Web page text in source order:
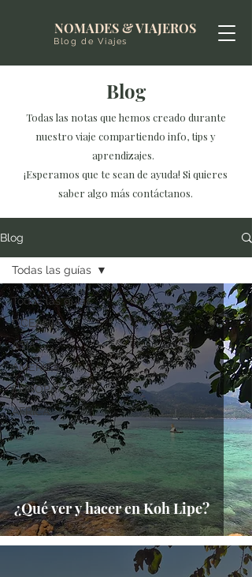
NOMADES & VIAJEROS
Blog de Viajes
Blog
Todas las notas que hemos creado durante
nuestro viaje compartiendo info, tips y
aprendizajes.
¡Esperamos que te sean de ayuda! Si quieres
saber algo más contáctanos.
Blog
Todas las guías
OCEANIA
ASIA
AMERICA
EUROPA
AFRICA
Todas las guías
¿Qué ver y hacer en Koh Lipe?